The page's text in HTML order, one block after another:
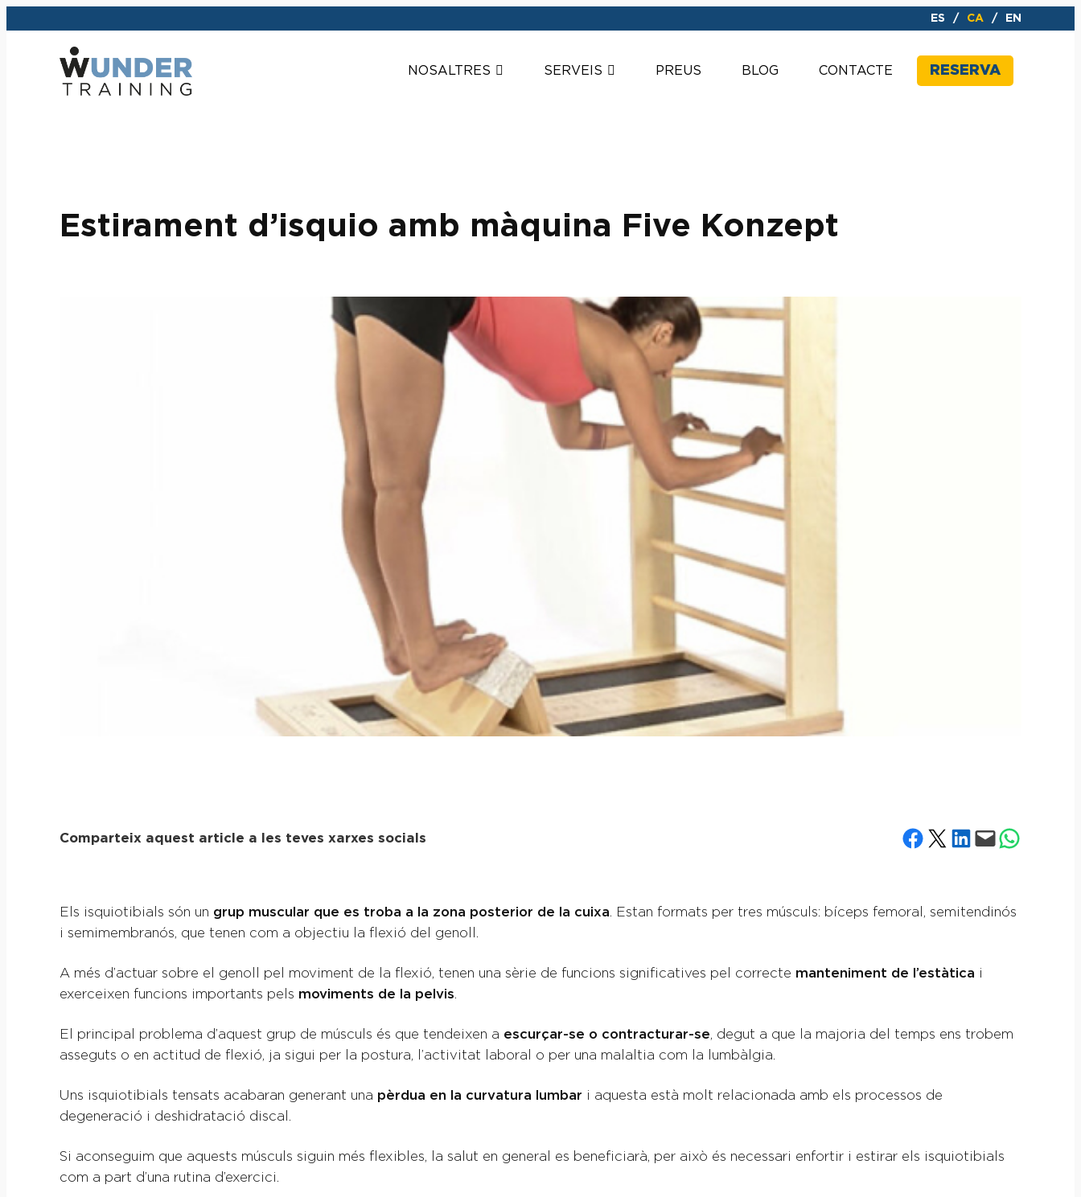
contingut
ES CA EN
NOSALTRES SERVEIS PREUS BLOG CONTACTE RESERVA
Estirament d’isquio amb màquina Five Konzept
Comparteix aquest article a les teves xarxes socials Share on Facebook
Share on X Share on LinkedIn
Email this PageShare on
Els isquiotibials són un grup muscular que es troba a la zona posterior de la cuixa. Estan formats per tres músculs: bíceps femoral, semitendinós
i semimembranós, que tenen com a objectiu la flexió del genoll.
A més d’actuar sobre el genoll pel moviment de la flexió, tenen una sèrie de funcions significatives pel correcte manteniment de l’estàtica i
exerceixen funcions importants pels moviments de la pelvis.
El principal problema d’aquest grup de músculs és que tendeixen a escurçar-se o contracturar-se, degut a que la majoria del temps ens trobem
asseguts o en actitud de flexió, ja sigui per la postura, l’activitat laboral o per una malaltia com la lumbàlgia.
Uns isquiotibials tensats acabaran generant una pèrdua en la curvatura lumbar i aquesta està molt relacionada amb els processos de
degeneració i deshidratació discal.
Si aconseguim que aquests músculs siguin més flexibles, la salut en general es beneficiarà, per això és necessari enfortir i estirar els isquiotibials
com a part d’una rutina d’exercici.